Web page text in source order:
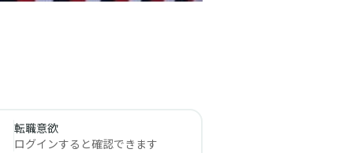
転職意欲
ログインすると確認できます